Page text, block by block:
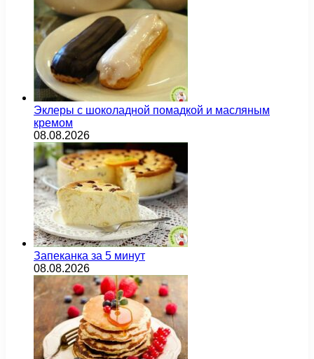
Эклеры с шоколадной помадкой и масляным
кремом
08.08.2026
Запеканка за 5 минут
08.08.2026